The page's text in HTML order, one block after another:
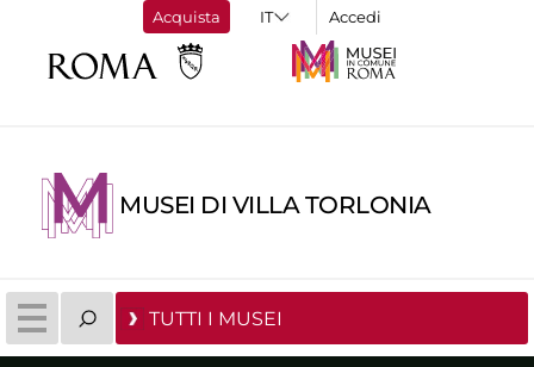
Acquista Accedi
MUSEI DI VILLA TORLONIA
TUTTI I MUSEI